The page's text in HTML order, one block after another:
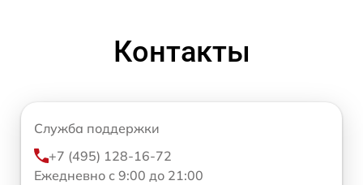
Контакты
Служба поддержки
+7 (495) 128-16-72
Ежедневно с 9:00 до 21:00